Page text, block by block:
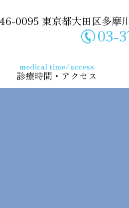
0095 東京都大田区多
03-
medical time/access
診療時間・アクセス